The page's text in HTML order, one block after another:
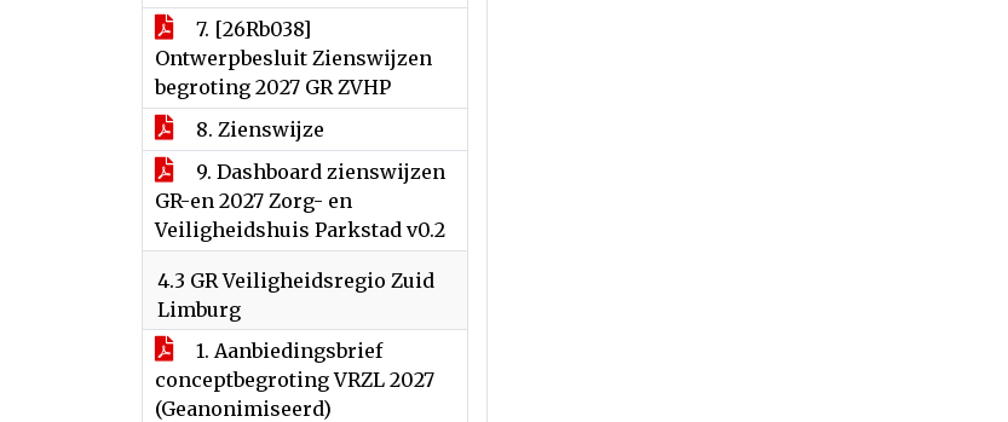
7. [26Rb038]
Ontwerpbesluit Zienswijzen
begroting 2027 GR ZVHP
8. Zienswijze
9. Dashboard zienswijzen
GR-en 2027 Zorg- en
Veiligheidshuis Parkstad v0.2
4.3 GR Veiligheidsregio Zuid
Limburg
1. Aanbiedingsbrief
conceptbegroting VRZL 2027
(Geanonimiseerd)